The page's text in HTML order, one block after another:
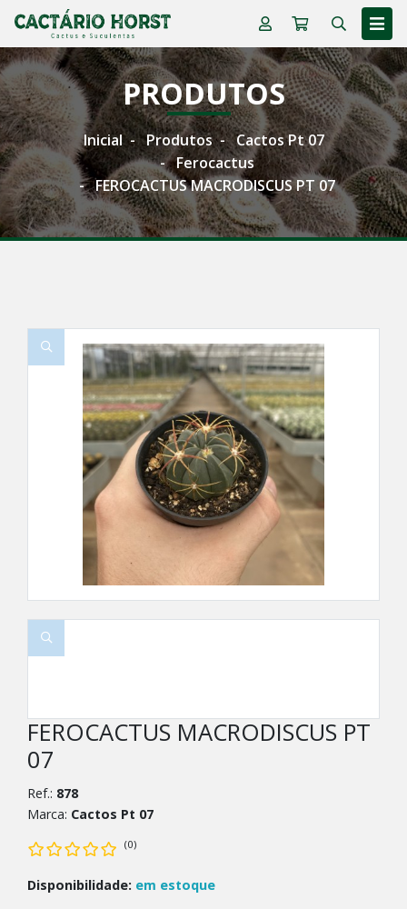
PRODUTOS
Inicial Produtos
Cactos Pt 07
Ferocactus
FEROCACTUS MACRODISCUS PT 07
FEROCACTUS MACRODISCUS PT
07
Ref.: 878
Marca: Cactos Pt 07
(0)
Disponibilidade: em estoque